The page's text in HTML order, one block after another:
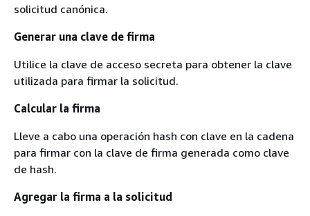
solicitud canónica.
Generar una clave de firma
Utilice la clave de acceso secreta para obtener la clave
utilizada para firmar la solicitud.
Calcular la firma
Lleve a cabo una operación hash con clave en la cadena
para firmar con la clave de firma generada como clave
de hash.
Agregar la firma a la solicitud